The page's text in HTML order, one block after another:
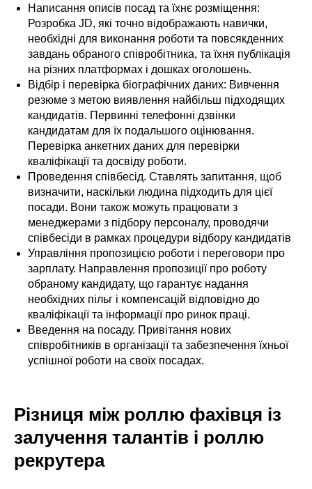
Написання описів посад та їхнє розміщення:
Розробка JD, які точно відображають навички,
необхідні для виконання роботи та повсякденних
завдань обраного співробітника, та їхня публікація
на різних платформах і дошках оголошень.
Відбір і перевірка біографічних даних: Вивчення
резюме з метою виявлення найбільш підходящих
кандидатів. Первинні телефонні дзвінки
кандидатам для їх подальшого оцінювання.
Перевірка анкетних даних для перевірки
кваліфікації та досвіду роботи.
Проведення співбесід. Ставлять запитання, щоб
визначити, наскільки людина підходить для цієї
посади. Вони також можуть працювати з
менеджерами з підбору персоналу, проводячи
співбесіди в рамках процедури відбору кандидатів
Управління пропозицією роботи і переговори про
зарплату. Направлення пропозиції про роботу
обраному кандидату, що гарантує надання
необхідних пільг і компенсацій відповідно до
кваліфікації та інформації про ринок праці.
Введення на посаду. Привітання нових
співробітників в організації та забезпечення їхньої
успішної роботи на своїх посадах.
Різниця між роллю фахівця із
залучення талантів і роллю
рекрутера